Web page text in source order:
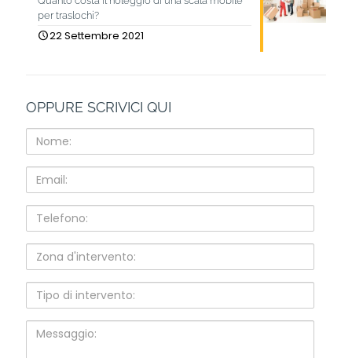
per traslochi?
22 Settembre 2021
OPPURE SCRIVICI QUI
Nome:
Email:
Telefono:
Zona
d'intervento:
Tipo
intervento:
Messaggio: